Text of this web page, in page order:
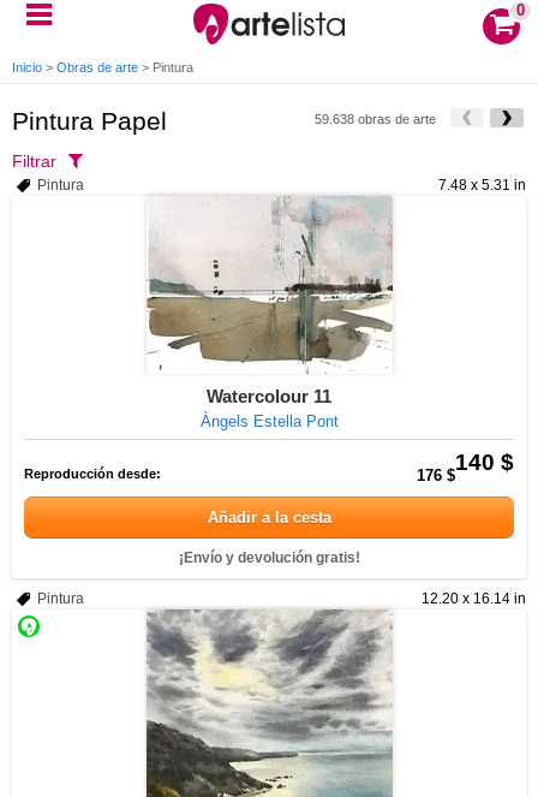
0
Inicio > Obras de arte > Pintura
Pintura Papel 59.638 obras de arte
Filtrar
7.48 x 5.31 in
Pintura
Watercolour 11
Àngels Estella Pont
140 $
Reproducción desde: 176 $
Añadir a la cesta
¡Envío y devolución gratis!
12.20 x 16.14 in
Pintura